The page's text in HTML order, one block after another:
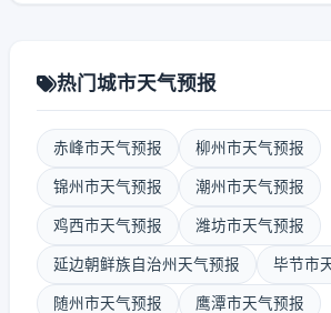
热门城市天气预报
赤峰市天气预报 柳州市天气预报
锦州市天气预报 潮州市天气预报
鸡西市天气预报 潍坊市天气预报
延边朝鲜族自治州天气预报 毕节市
随州市天气预报 鹰潭市天气预报